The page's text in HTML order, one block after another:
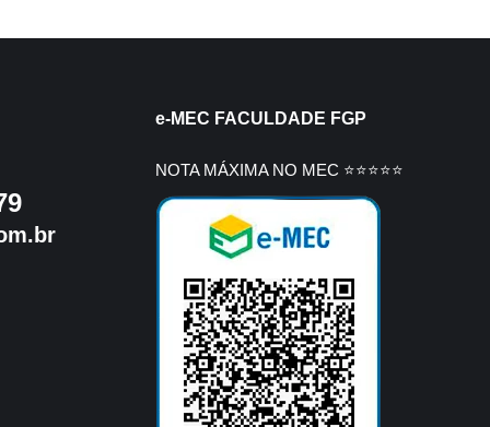
e-MEC FACULDADE FGP
NOTA MÁXIMA NO MEC ⭐⭐⭐⭐⭐